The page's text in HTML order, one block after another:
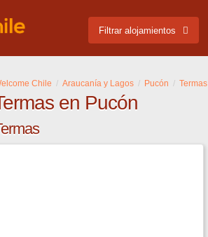
Filtrar alojamientos
Chile Araucanía y Lagos Pucón Termas
en Pucón